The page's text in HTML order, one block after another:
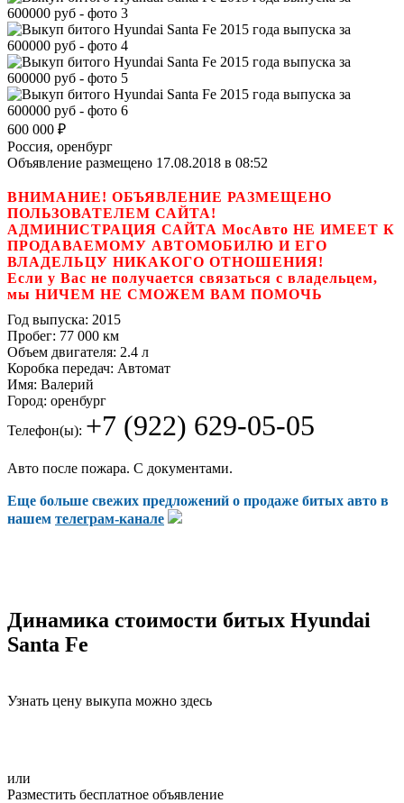
600 000 ₽
Россия, оренбург
Объявление размещено 17.08.2018 в 08:52
ВНИМАНИЕ! ОБЪЯВЛЕНИЕ РАЗМЕЩЕНО
ПОЛЬЗОВАТЕЛЕМ САЙТА!
АДМИНИСТРАЦИЯ САЙТА МосАвто НЕ ИМЕЕТ К
ПРОДАВАЕМОМУ АВТОМОБИЛЮ И ЕГО
ВЛАДЕЛЬЦУ НИКАКОГО ОТНОШЕНИЯ!
Если у Вас не получается связаться с владельцем,
мы НИЧЕМ НЕ СМОЖЕМ ВАМ ПОМОЧЬ
Год выпуска: 2015
Пробег: 77 000 км
Объем двигателя: 2.4 л
Коробка передач: Автомат
Имя: Валерий
Город: оренбург
Телефон(ы): +7 (922) 629-05-05
Авто после пожара. С документами.
Еще больше свежих предложений о продаже битых авто в
нашем телеграм-канале
Динамика стоимости битых Hyundai
Santa Fe
Узнать цену выкупа можно здесь
или
Разместить бесплатное объявление